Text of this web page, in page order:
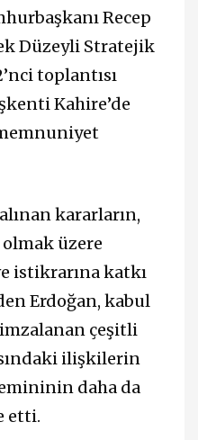
Recep
Düzeyli Stratejik
toplantısı
Kahire’de
kararların,
olmak üzere
istikrarına katkı
Erdoğan, kabul
çeşitli
ilişkilerin
daha da
etti.